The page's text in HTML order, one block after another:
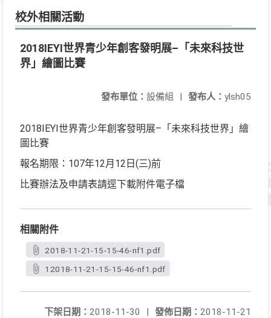
校外相關活動
2018IEYI世界青少年創客發明展–「未來科技世
界」繪圖比賽
發布人： ylsh05
發布單位： 設備組 |
2018IEYI世界青少年創客發明展–「未來科技世界」繪
圖比賽
報名期限：107年12月12日(三)前
比賽辦法及申請表請逕下載附件電子檔
相關附件
2018-11-21-15-15-46-nf1.pdf
12018-11-21-15-15-46-nf1.pdf
發佈日期： 2018-11-21
下架日期： 2018-11-30
|